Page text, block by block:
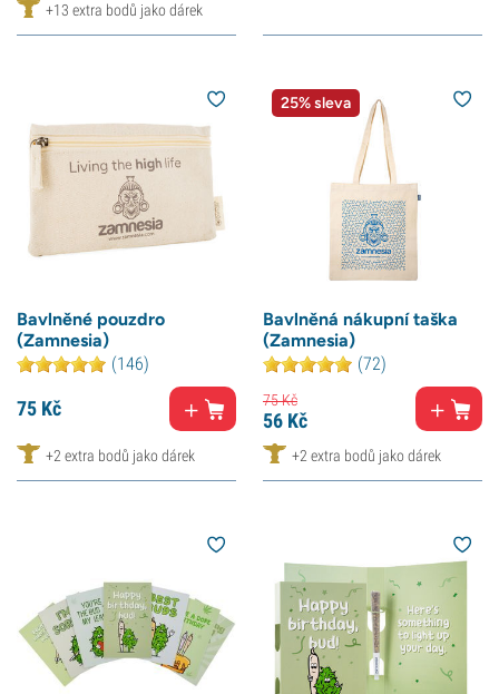
+13 extra bodů jako dárek
Bavlněné pouzdro
(Zamnesia)
(146)
75 Kč
+2 extra bodů jako dárek
25% sleva
Bavlněná nákupní taška
(Zamnesia)
(72)
75Kč
56 Kč
+2 extra bodů jako dárek